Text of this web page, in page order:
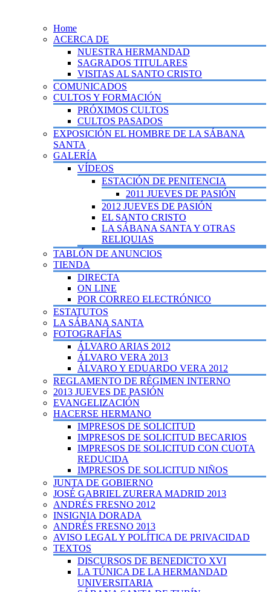
Home
ACERCA DE
NUESTRA HERMANDAD
SAGRADOS TITULARES
VISITAS AL SANTO CRISTO
COMUNICADOS
CULTOS Y FORMACIÓN
PRÓXIMOS CULTOS
CULTOS PASADOS
EXPOSICIÓN EL HOMBRE DE LA SÁBANA
SANTA
GALERÍA
VÍDEOS
ESTACIÓN DE PENITENCIA
2011 JUEVES DE PASIÓN
2012 JUEVES DE PASIÓN
EL SANTO CRISTO
LA SÁBANA SANTA Y OTRAS
RELIQUIAS
TABLÓN DE ANUNCIOS
TIENDA
DIRECTA
ON LINE
POR CORREO ELECTRÓNICO
ESTATUTOS
LA SÁBANA SANTA
FOTOGRAFÍAS
ÁLVARO ARIAS 2012
ÁLVARO VERA 2013
ÁLVARO Y EDUARDO VERA 2012
REGLAMENTO DE RÉGIMEN INTERNO
2013 JUEVES DE PASIÓN
EVANGELIZACIÓN
HACERSE HERMANO
IMPRESOS DE SOLICITUD
IMPRESOS DE SOLICITUD BECARIOS
IMPRESOS DE SOLICITUD CON CUOTA
REDUCIDA
IMPRESOS DE SOLICITUD NIÑOS
JUNTA DE GOBIERNO
JOSÉ GABRIEL ZURERA MADRID 2013
ANDRÉS FRESNO 2012
INSIGNIA DORADA
ANDRÉS FRESNO 2013
AVISO LEGAL Y POLÍTICA DE PRIVACIDAD
TEXTOS
DISCURSOS DE BENEDICTO XVI
LA TÚNICA DE LA HERMANDAD
UNIVERSITARIA